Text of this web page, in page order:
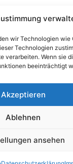
wir Technologien
Technologien
verarbeiten. Wenn sie
beeinträchtigt
Akzeptieren
Ablehnen
ansehen